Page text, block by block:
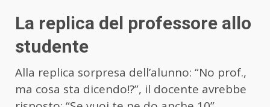
La replica del professore allo
studente
Alla replica sorpresa dell’alunno: “No prof.,
ma cosa sta dicendo!?”, il docente avrebbe